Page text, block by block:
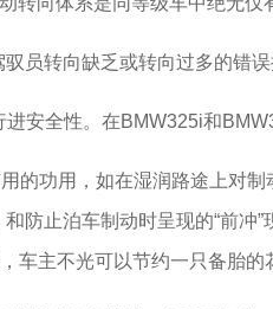
转向缺乏或转向过多的错误
安全性。在BMW325i和
功用，如在湿润路途上对制
防止泊车制动时呈现的“前
车主不光可以节约一只备胎的